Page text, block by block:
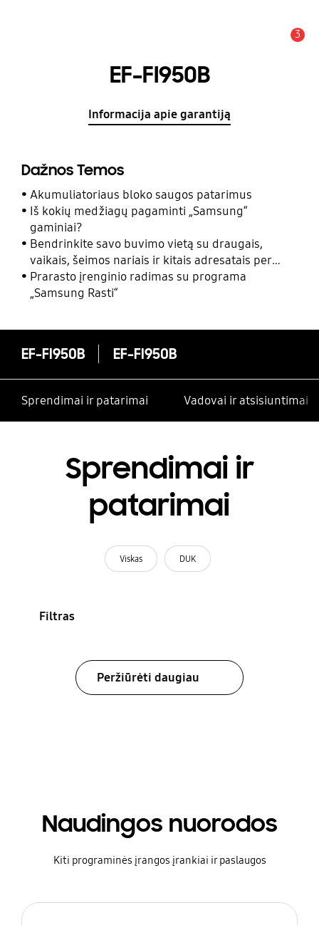
3
EF-FI950B
Informacija apie garantiją
Dažnos Temos
Akumuliatoriaus bloko saugos patarimus
Iš kokių medžiagų pagaminti „Samsung“
gaminiai?
Bendrinkite savo buvimo vietą su draugais,
vaikais, šeimos nariais ir kitais adresatais per
programą „Samsung Rasti“
Prarasto įrenginio radimas su programa
„Samsung Rasti“
EF-FI950B EF-FI950B
Sprendimai ir patarimai Vadovai ir atsisiuntimai
Sprendimai ir
patarimai
Viskas DUK
Filtras
Peržiūrėti daugiau
Naudingos nuorodos
Kiti programinės įrangos įrankiai ir paslaugos